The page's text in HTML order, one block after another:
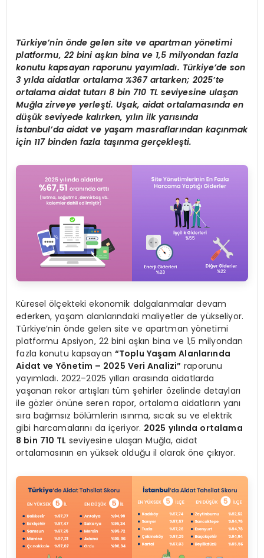
Türkiye’nin önde gelen site ve apartman yönetimi
platformu, 22 bini aşkın bina ve 1,5 milyondan fazla
konutu kapsayan raporunu yayımladı. Türkiye’deson
3 yılda aidatlar ortalama %367 artarken; 2025’te
ortalama aidat tutarı 8 bin710 TL seviyesine ulaşan
Muğla zirveye yerleşti. Uşak, aidat ortalamasında en
düşük seviyede kalırken, yılın ilk yarısında
İstanbul’da aidat ve yaşammasraflarından kaçınmak
için 117 binden fazla taşınma gerçekleşti.
Küresel ölçekteki ekonomik dalgalanmalar devam
ederken, yaşam alanlarındaki maliyetler de yükseliyor.
Türkiye’nin önde gelen site ve apartman yönetimi
platformu Apsiyon, 22 bini aşkın bina ve 1,5 milyondan
fazla konutu kapsayan “Toplu Yaşam Alanlarında
Aidat ve Yönetim – 2025 Veri Analizi” raporunu
yayımladı. 2022–2025 yılları arasında aidatlarda
yaşanan rekor artışları tüm şehirler özelinde detayları
ile gözler önüne seren rapor, ortalama aidatların yanı
sıra bağımsız bölümlerin ısınma, sıcak su ve elektrik
gibi harcamalarını da içeriyor. 2025 yılında ortalama
8 bin 710 TL seviyesine ulaşan Muğla, aidat
ortalamasının en yüksek olduğu il olarak öne çıkıyor.